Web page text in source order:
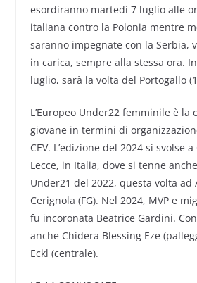
esordiranno martedì 7 luglio alle
italiana contro la Polonia mentre
saranno impegnate con la Serbia,
in carica, sempre alla stessa ora.
luglio, sarà la volta del Portogallo
L’Europeo Under22 femminile è la
giovane in termini di
CEV. L’edizione del 2024 si svolse
Lecce, in Italia, dove si tenne
Under21 del 2022, questa volta ad
Cerignola (FG). Nel 2024, MVP e
fu incoronata Beatrice Gardini.
anche Chidera Blessing Eze
Eckl (centrale).